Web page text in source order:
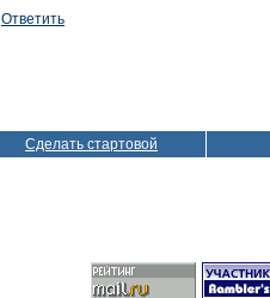
Ответить
Сделать стартовой